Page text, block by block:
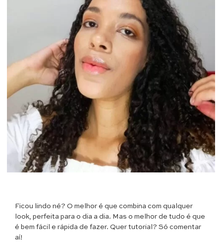
Ficou lindo né? O melhor é que combina com qualquer
look, perfeita para o dia a dia. Mas o melhor de tudo é que
é bem fácil e rápida de fazer. Quer tutorial? Só comentar
aí!